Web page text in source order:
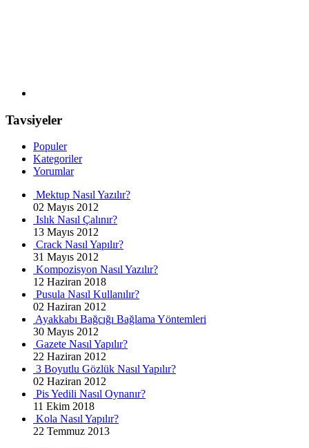
Tavsiyeler
Populer
Kategoriler
Yorumlar
Mektup Nasıl Yazılır?
02 Mayıs 2012
Islık Nasıl Çalınır?
13 Mayıs 2012
Crack Nasıl Yapılır?
31 Mayıs 2012
Kompozisyon Nasıl Yazılır?
12 Haziran 2018
Pusula Nasıl Kullanılır?
02 Haziran 2012
Ayakkabı Bağcığı Bağlama Yöntemleri
30 Mayıs 2012
Gazete Nasıl Yapılır?
22 Haziran 2012
3 Boyutlu Gözlük Nasıl Yapılır?
02 Haziran 2012
Pis Yedili Nasıl Oynanır?
11 Ekim 2018
Kola Nasıl Yapılır?
22 Temmuz 2013